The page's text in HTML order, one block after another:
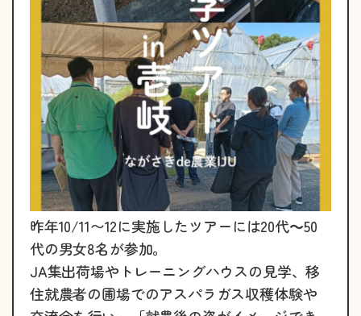
昨年10/11〜12に実施したツアーには20代～50
代の男女8名が参加。
JA集出荷場やトレーニングハウスの見学、移
住就農者の圃場でのアスパラガス収穫体験や